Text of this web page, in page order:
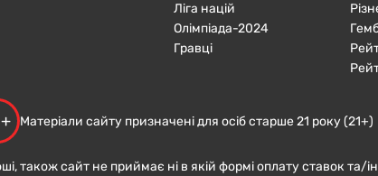
Ліга націй
Олімпіада-2024
Гравці
Матеріали сайту призначені для осіб старше 21 року (21+)
також сайт не приймає ні в якій формі оплату ставок та/